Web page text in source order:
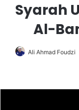
Syarah
Al-
Ali Ahmad Foudzi